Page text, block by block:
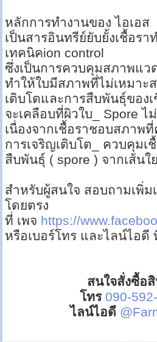
หลักการทำงานของ ไอเอส
เป็นสารอินทรีย์ยับยั้งเชื้อรา
เทคนิคion control
ซึ่งเป็นการควบคุมสภาพแว
ทำให้ใบมีสภาพที่ไม่เหมาะ
เติบโตและการสืบพันธุ์ของ
จะเคลือบที่ผิวใบ_ Spore ไ
เนื่องจากเชื้อราชอบสภาพ
การเจริญเติบโต_ ควบคุมเ
สืบพันธุ์ ( spore ) จากเส้นใ
สำหรับผู้สนใจ สอบถามเพิ่ม
โดยตรง
ที่ เพจ https://
หรือเบอร์โทร และไลน์ไอ
สนใจสั่งซื้อ
โทร 090-
ไลน์ไอดี